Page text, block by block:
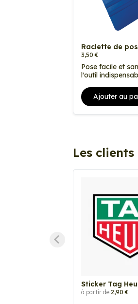
Raclette de
3,50 €
Pose facile et
l'outil
Ajouter au
Les
Sticker Tag
à partir de 2,90 €